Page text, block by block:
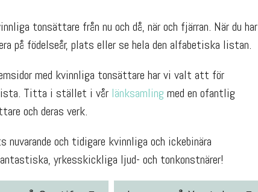
tonsättare från nu och då, när och fjärran. När du har
på födelseår, plats eller se hela den alfabetiska listan.
med kvinnliga tonsättare har vi valt att för
lista. Titta i stället i vår länksamling med en ofantlig
och deras verk.
nuvarande och tidigare kvinnliga och ickebinära
yrkesskickliga ljud- och tonkonstnärer!